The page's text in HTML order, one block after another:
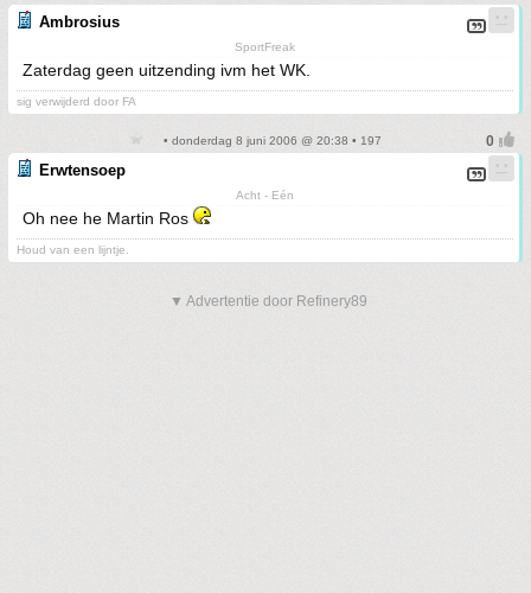
Ambrosius
SportFreak
Zaterdag geen uitzending ivm het WK.
sig verwijderd door FA
• donderdag 8 juni 2006 @ 20:38 • 197
Erwtensoep
Acht - Eén
Oh nee he Martin Ros
Houd van een lijntje.
▼ Advertentie door Refinery89